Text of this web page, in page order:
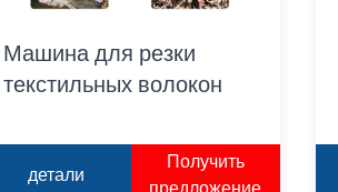
Машина для резки
текстильных волокон
детали
Получить